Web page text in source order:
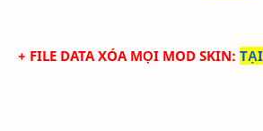
+ FILE DATA XÓA MỌI MOD SKIN: